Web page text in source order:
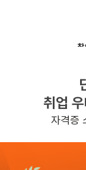
찾
반
취업
자격증